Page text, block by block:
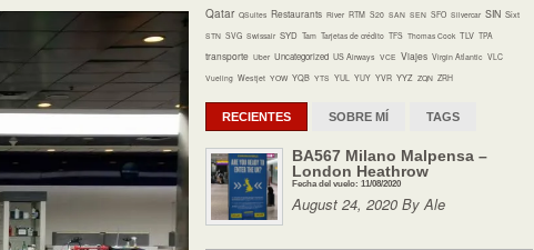
Qatar QSuites Restaurants River RTM S20 SAN SEN SFO Silvercar SIN Sixt
STN SVG Swissair SYD Tam Tarjetas de crédito TFS Thomas Cook TLV TPA
transporte Uber Uncategorized US Airways VCE Viajes Virgin Atlantic VLC
Vueling Westjet YOW YQB YTS YUL YUY YVR YYZ ZQN ZRH
RECIENTES SOBRE MÍ TAGS
BA567 Milano Malpensa –
London Heathrow
Fecha del vuelo: 11/08/2020
August 24, 2020 By Ale